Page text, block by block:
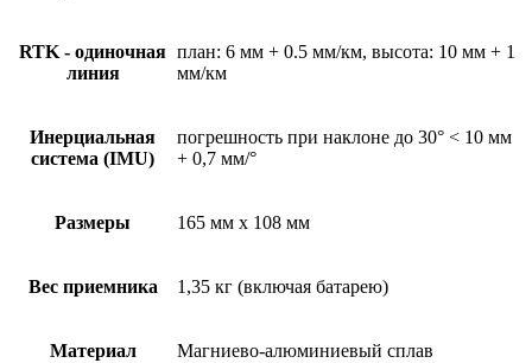
RTK - одиночная
линия
план: 6 мм + 0.5 мм/км, высота: 10 мм + 1
мм/км
Инерциальная
система (IMU)
погрешность при наклоне до 30° < 10 мм
+ 0,7 мм/°
Размеры 165 мм х 108 мм
Вес приемника 1,35 кг (включая батарею)
Материал Магниево-алюминиевый сплав